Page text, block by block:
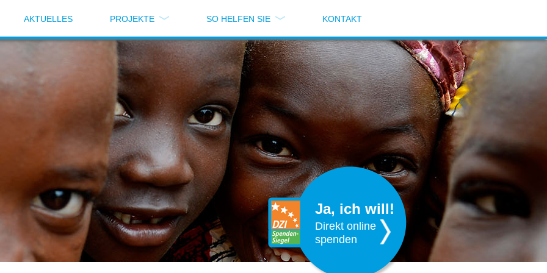
/ Selbstversorgung durch Tierhaltung
AKTUELLES PROJEKTE SO HELFEN SIE KONTAKT
Ja, ich will!
Direkt online
spenden